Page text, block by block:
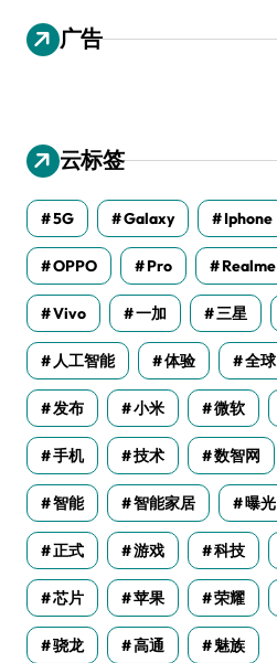
广告
云标签
5G Galaxy Iphone
OPPO Pro Realme
Vivo 一加 三星
人工智能 体验 全球
发布 小米 微软
手机 技术 数智网
智能 智能家居 曝光
正式 游戏 科技
芯片 苹果 荣耀
骁龙 高通 魅族